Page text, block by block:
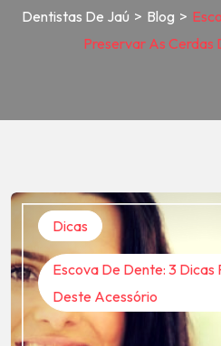
Dentistas De Jaú > Blog >
Preservar As Cerdas
Dicas
Escova De Dente: 3
Deste Acessório